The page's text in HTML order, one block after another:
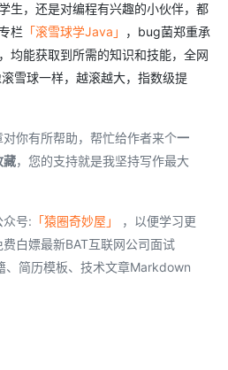
，还是对编程有兴趣的小伙伴，都
栏 「滚雪球学Java」
，bug菌郑重承
均能获取到所需的知识和技能，全网
雪球一样，越滚越大，指数级提
你有所帮助，帮忙给作者来个一
藏，您的支持就是我坚持写作最大
号: 「猿圈奇妙屋」
，以便学习更
白嫖最新BAT互联网公司面试
简历模板、技术文章Markdown